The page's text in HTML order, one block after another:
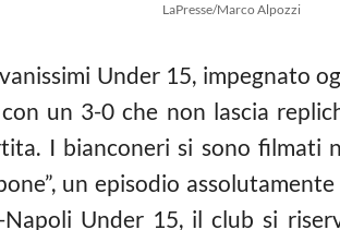
LaPresse/Marco Alpozzi
Under 15, impegnato
un 3-0 che non lascia
I bianconeri si sono
un episodio
Under 15, il club si